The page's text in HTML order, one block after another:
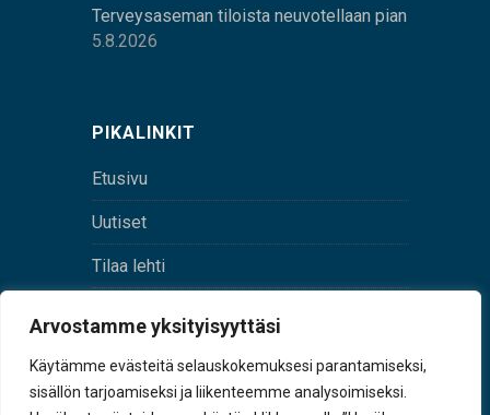
Arvostamme yksityisyyttäsi
Käytämme evästeitä selauskokemuksesi parantamiseksi,
sisällön tarjoamiseksi ja liikenteemme analysoimiseksi.
Terveysaseman tiloista neuvotellaan pian
5.8.2026
PIKALINKIT
Etusivu
Uutiset
Tilaa lehti